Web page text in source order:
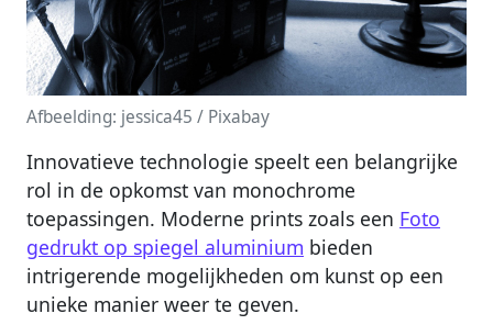
Afbeelding: jessica45 / Pixabay
Innovatieve technologie speelt een belangrijke
rol in de opkomst van monochrome
toepassingen. Moderne prints zoals een Foto
gedrukt op spiegel aluminium bieden
intrigerende mogelijkheden om kunst op een
unieke manier weer te geven.